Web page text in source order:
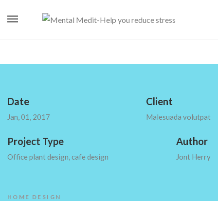
Date
Jan, 01, 2017
Client
Malesuada volutpat
Project Type
Office plant design, cafe design
Author
Jont Herry
HOME DESIGN